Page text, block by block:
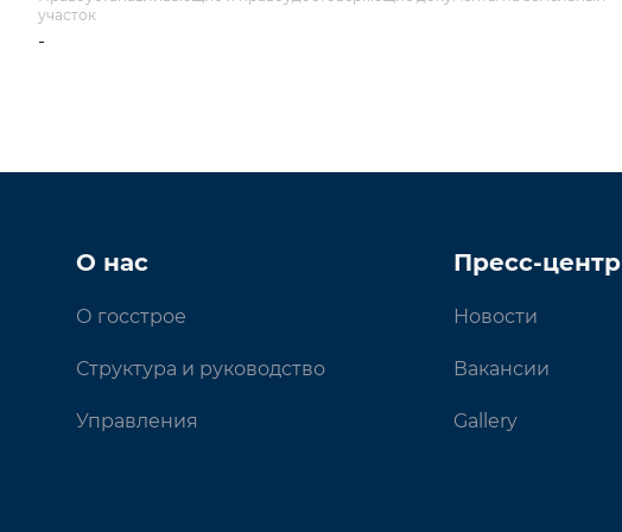
участок
-
О нас
О госстрое
Структура и руководство
Управления
Пресс-центр
Новости
Вакансии
Gallery